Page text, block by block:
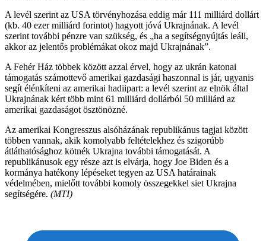
A levél szerint az USA törvényhozása eddig már 111 milliárd dollárt
(kb. 40 ezer milliárd forintot) hagyott jóvá Ukrajnának. A levél
szerint további pénzre van szükség, és „ha a segítségnyújtás leáll,
akkor az jelentős problémákat okoz majd Ukrajnának”.
A Fehér Ház többek között azzal érvel, hogy az ukrán katonai
támogatás számottevő amerikai gazdasági haszonnal is jár, ugyanis
segít élénkíteni az amerikai hadiipart: a levél szerint az elnök által
Ukrajnának kért több mint 61 milliárd dollárból 50 milliárd az
amerikai gazdaságot ösztönözné.
Az amerikai Kongresszus alsóházának republikánus tagjai között
többen vannak, akik komolyabb feltételekhez és szigorúbb
átláthatósághoz kötnék Ukrajna további támogatását. A
republikánusok egy része azt is elvárja, hogy Joe Biden és a
kormánya hatékony lépéseket tegyen az USA határainak
védelmében, mielőtt további komoly összegekkel siet Ukrajna
segítségére. (MTI)